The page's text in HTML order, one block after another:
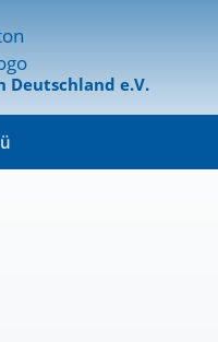
Deutschland e.V.